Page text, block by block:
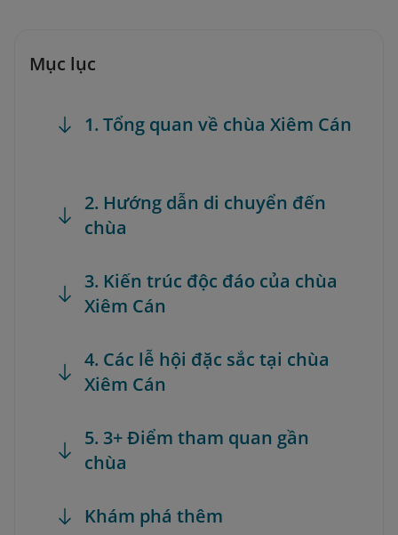
Mục lục
1. Tổng quan về chùa Xiêm Cán
2. Hướng dẫn di chuyển đến
chùa
3. Kiến trúc độc đáo của chùa
Xiêm Cán
4. Các lễ hội đặc sắc tại chùa
Xiêm Cán
5. 3+ Điểm tham quan gần
chùa
Khám phá thêm